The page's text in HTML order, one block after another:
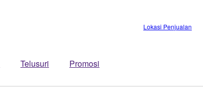
Telusuri Promosi
Lokasi Penjualan